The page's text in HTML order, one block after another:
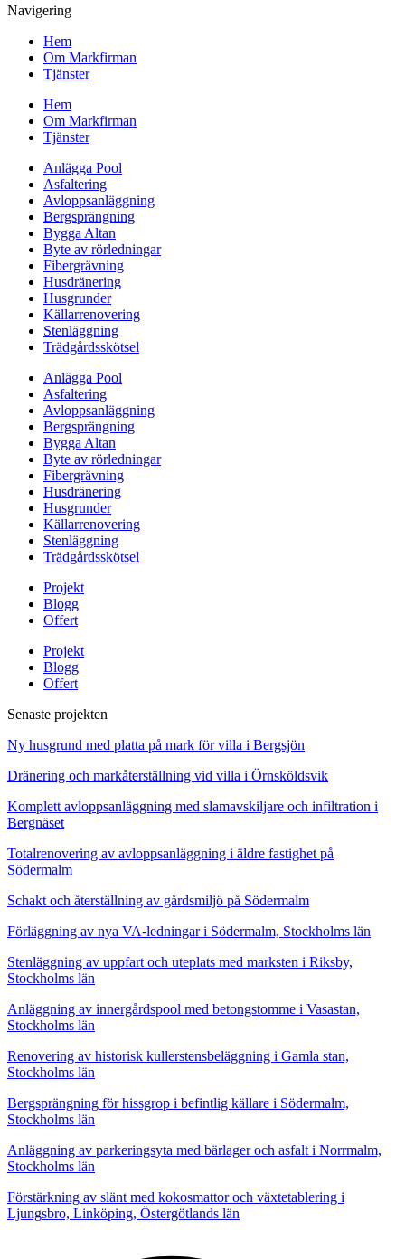
Navigering
Hem
Om Markfirman
Tjänster
Hem
Om Markfirman
Tjänster
Anlägga Pool
Asfaltering
Avloppsanläggning
Bergsprängning
Bygga Altan
Byte av rörledningar
Fibergrävning
Husdränering
Husgrunder
Källarrenovering
Stenläggning
Trädgårdsskötsel
Anlägga Pool
Asfaltering
Avloppsanläggning
Bergsprängning
Bygga Altan
Byte av rörledningar
Fibergrävning
Husdränering
Husgrunder
Källarrenovering
Stenläggning
Trädgårdsskötsel
Projekt
Blogg
Offert
Projekt
Blogg
Offert
Senaste projekten
Ny husgrund med platta på mark för villa i Bergsjön
Dränering och markåterställning vid villa i Örnsköldsvik
Komplett avloppsanläggning med slamavskiljare och infiltration i
Bergnäset
Totalrenovering av avloppsanläggning i äldre fastighet på
Södermalm
Schakt och återställning av gårdsmiljö på Södermalm
Förläggning av nya VA-ledningar i Södermalm, Stockholms län
Stenläggning av uppfart och uteplats med marksten i Riksby,
Stockholms län
Anläggning av innergårdspool med betongstomme i Vasastan,
Stockholms län
Renovering av historisk kullerstensbeläggning i Gamla stan,
Stockholms län
Bergsprängning för hissgrop i befintlig källare i Södermalm,
Stockholms län
Anläggning av parkeringsyta med bärlager och asfalt i Norrmalm,
Stockholms län
Förstärkning av slänt med kokosmattor och växtetablering i
Ljungsbro, Linköping, Östergötlands län